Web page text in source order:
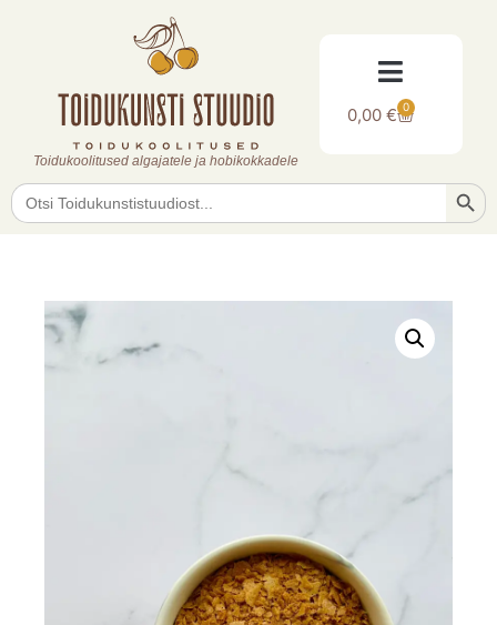
Toidukoolitused algajatele ja hobikokkadele
0,00€ 0
Search
for: